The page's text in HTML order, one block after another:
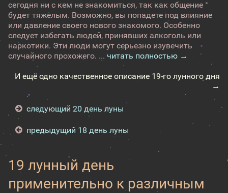
сегодня ни с кем не знакомиться, так как общение
будет тяжелым. Возможно, вы попадете под влияние
или давление своего нового знакомого. Особенно
следует избегать людей, принявших алкоголь или
наркотики. Эти люди могут серьезно изувечить
случайного прохожего. ... читать полностью →
И ещё одно качественное описание 19-го лунного дня
→
следующий 20 день луны
предыдущий 18 день луны
19 лунный день
применительно к различным